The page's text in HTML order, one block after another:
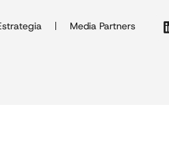
Media Partners